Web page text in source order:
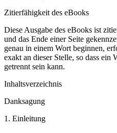
Zitierfähigkeit des eBooks
Diese Ausgabe des eBooks ist
und das Ende einer Seite
genau in einem Wort beginnen,
exakt an dieser Stelle, so dass ein
getrennt sein kann.
Inhaltsverzeichnis
Danksagung
1. Einleitung